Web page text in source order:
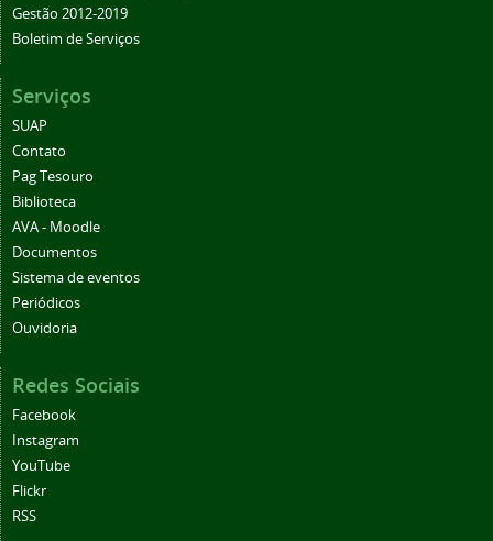
Gestão 2012-2019
Boletim de Serviços
Serviços
SUAP
Contato
Pag Tesouro
Biblioteca
AVA - Moodle
Documentos
Sistema de eventos
Periódicos
Ouvidoria
Redes Sociais
Facebook
Instagram
YouTube
Flickr
RSS